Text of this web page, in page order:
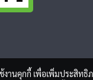
งานคุกกี้ เพื่อเพิ่มประสิท